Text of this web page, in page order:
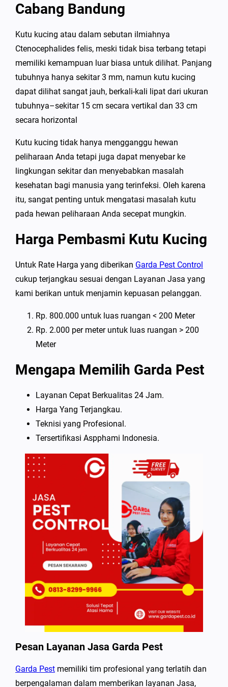
Cabang Bandung
Kutu kucing atau dalam sebutan ilmiahnya
Ctenocephalides felis, meski tidak bisa terbang tetapi
memiliki kemampuan luar biasa untuk dilihat. Panjang
tubuhnya hanya sekitar 3 mm, namun kutu kucing
dapat dilihat sangat jauh, berkali-kali lipat dari ukuran
tubuhnya–sekitar 15 cm secara vertikal dan 33 cm
secara horizontal
Kutu kucing tidak hanya mengganggu hewan
peliharaan Anda tetapi juga dapat menyebar ke
lingkungan sekitar dan menyebabkan masalah
kesehatan bagi manusia yang terinfeksi. Oleh karena
itu, sangat penting untuk mengatasi masalah kutu
pada hewan peliharaan Anda secepat mungkin.
Harga Pembasmi Kutu Kucing
Untuk Rate Harga yang diberikan Garda Pest Control
cukup terjangkau sesuai dengan Layanan Jasa yang
kami berikan untuk menjamin kepuasan pelanggan.
Rp. 800.000 untuk luas ruangan < 200 Meter
Rp. 2.000 per meter untuk luas ruangan > 200
Meter
Mengapa Memilih Garda Pest
Layanan Cepat Berkualitas 24 Jam.
Harga Yang Terjangkau.
Teknisi yang Profesional.
Tersertifikasi Aspphami Indonesia.
Pesan Layanan Jasa Garda Pest
Garda Pest memiliki tim profesional yang terlatih dan
berpengalaman dalam memberikan layanan Jasa,